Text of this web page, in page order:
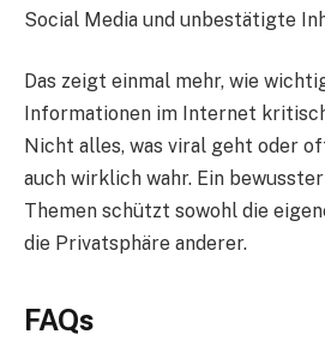
Social Media und unbestätigte
Das zeigt einmal mehr, wie
Informationen im Internet
Nicht alles, was viral geht oder
auch wirklich wahr. Ein
Themen schützt sowohl die
die Privatsphäre anderer.
FAQs